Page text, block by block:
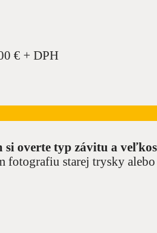
€ + DPH
si overte typ závitu a
fotografiu starej trysky